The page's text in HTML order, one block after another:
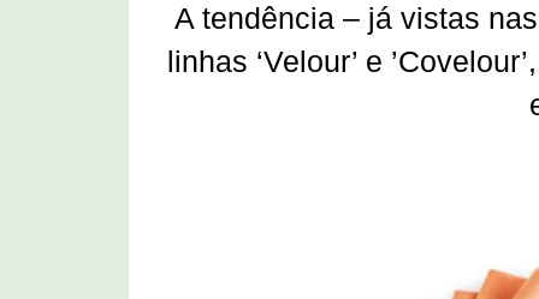
A tendência – já vistas
linhas ‘Velour’ e ’Covelour’,